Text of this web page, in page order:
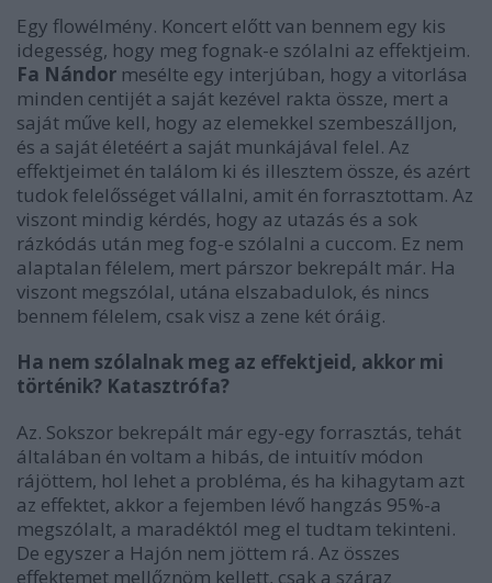
Egy flowélmény. Koncert előtt van bennem egy kis
idegesség, hogy meg fognak-e szólalni az effektjeim.
Fa Nándor mesélte egy interjúban, hogy a vitorlása
minden centijét a saját kezével rakta össze, mert a
saját műve kell, hogy az elemekkel szembeszálljon,
és a saját életéért a saját munkájával felel. Az
effektjeimet én találom ki és illesztem össze, és azért
tudok felelősséget vállalni, amit én forrasztottam. Az
viszont mindig kérdés, hogy az utazás és a sok
rázkódás után meg fog-e szólalni a cuccom. Ez nem
alaptalan félelem, mert párszor bekrepált már. Ha
viszont megszólal, utána elszabadulok, és nincs
bennem félelem, csak visz a zene két óráig.
Ha nem szólalnak meg az effektjeid, akkor mi
történik? Katasztrófa?
Az. Sokszor bekrepált már egy-egy forrasztás, tehát
általában én voltam a hibás, de intuitív módon
rájöttem, hol lehet a probléma, és ha kihagytam azt
az effektet, akkor a fejemben lévő hangzás 95%-a
megszólalt, a maradéktól meg el tudtam tekinteni.
De egyszer a Hajón nem jöttem rá. Az összes
effektemet mellőznöm kellett, csak a száraz